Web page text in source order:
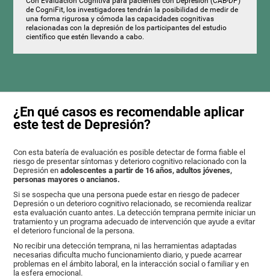
de CogniFit, los investigadores tendrán la posibilidad de medir de
una forma rigurosa y cómoda las capacidades cognitivas
relacionadas con la depresión de los participantes del estudio
científico que estén llevando a cabo.
¿En qué casos es recomendable aplicar
este test de Depresión?
Con esta batería de evaluación es posible detectar de forma fiable el
riesgo de presentar síntomas y deterioro cognitivo relacionado con la
Depresión enadolescentes a partir de 16 años, adultos jóvenes,
personas mayores o ancianos.
Si se sospecha que una persona puede estar en riesgo de padecer
Depresión o un deterioro cognitivo relacionado, se recomienda realizar
esta evaluación cuanto antes. La detección temprana permite iniciar un
tratamiento y un programa adecuado de intervención que ayude a evitar
el deterioro funcional de la persona.
No recibir una detección temprana, ni las herramientas adaptadas
necesarias dificulta mucho funcionamiento diario, y puede acarrear
problemas en el ámbito laboral, en la interacción social o familiar y en
la esfera emocional.